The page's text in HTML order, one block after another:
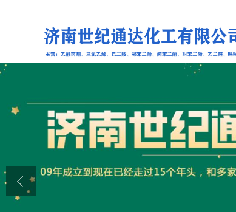
公司首页
产品展厅
联系方式